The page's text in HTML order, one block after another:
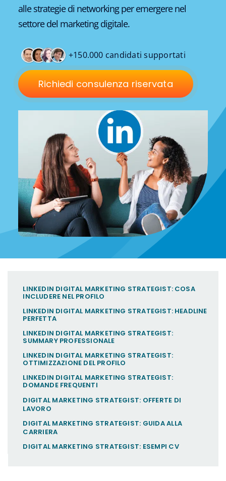
alle strategie di networking per emergere nel
settore del marketing digitale.
+150.000 candidati supportati
Richiedi consulenza riservata
LINKEDIN DIGITAL MARKETING STRATEGIST: COSA
INCLUDERE NEL PROFILO
LINKEDIN DIGITAL MARKETING STRATEGIST: HEADLINE
PERFETTA
LINKEDIN DIGITAL MARKETING STRATEGIST:
SUMMARY PROFESSIONALE
LINKEDIN DIGITAL MARKETING STRATEGIST:
OTTIMIZZAZIONE DEL PROFILO
LINKEDIN DIGITAL MARKETING STRATEGIST:
DOMANDE FREQUENTI
DIGITAL MARKETING STRATEGIST: OFFERTE DI
LAVORO
DIGITAL MARKETING STRATEGIST: GUIDA ALLA
CARRIERA
DIGITAL MARKETING STRATEGIST: ESEMPI CV